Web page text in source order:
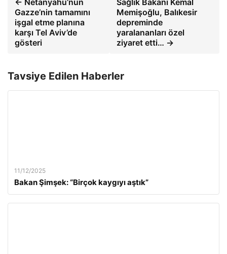
Gazze’nin tamamını
işgal etme planına
karşı Tel Aviv’de
gösteri
Memişoğlu, Balıkesir
depreminde
yaralananları özel
ziyaret etti… →
Tavsiye Edilen Haberler
11/12/2025
Bakan Şimşek: “Birçok kaygıyı aştık”